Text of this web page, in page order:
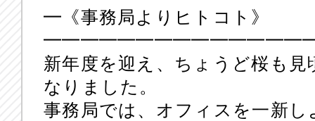
━《事務局よりヒトコト》
新年度を迎え、ちょうど桜も
なりました。
事務局では、オフィスを一新